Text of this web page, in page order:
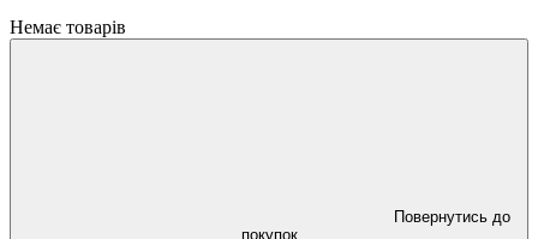
Немає товарів
Повернутись до
покупок